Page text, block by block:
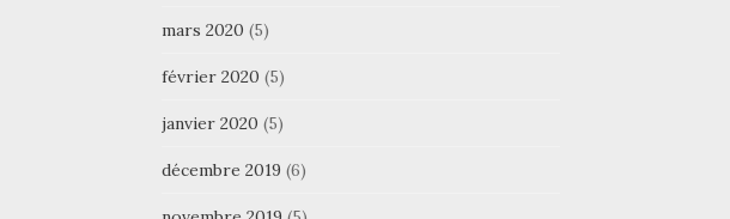
mars 2020 (5)
février 2020 (5)
janvier 2020 (5)
décembre 2019 (6)